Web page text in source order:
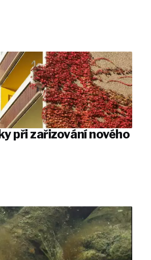
při zařizování nového